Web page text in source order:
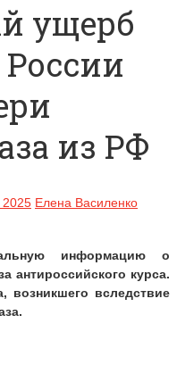
ущерб
из РФ
Елена Василенко
информацию о
антироссийского курса.
вследствие